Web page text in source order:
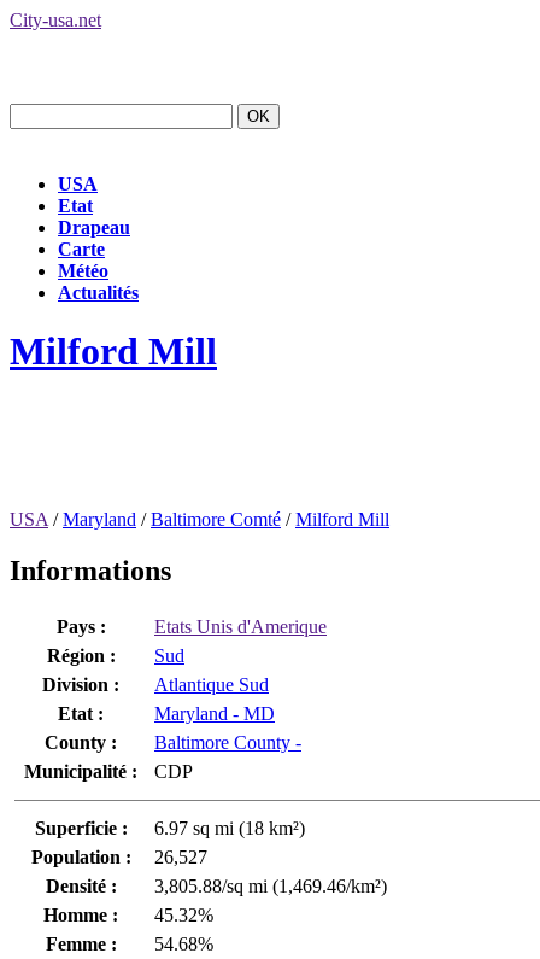
City-usa.net
USA
Etat
Drapeau
Carte
Météo
Actualités
Milford Mill
USA /Maryland /Baltimore Comté /Milford Mill
Informations
Pays :
Etats Unis d'Amerique
Région :
Sud
Division :
Atlantique Sud
Etat :
Maryland - MD
County :
Baltimore County -
Municipalité :
CDP
Superficie :
6.97 sq mi (18 km²)
Population :
26,527
Densité :
3,805.88/sq mi (1,469.46/km²)
Homme :
45.32%
Femme :
54.68%